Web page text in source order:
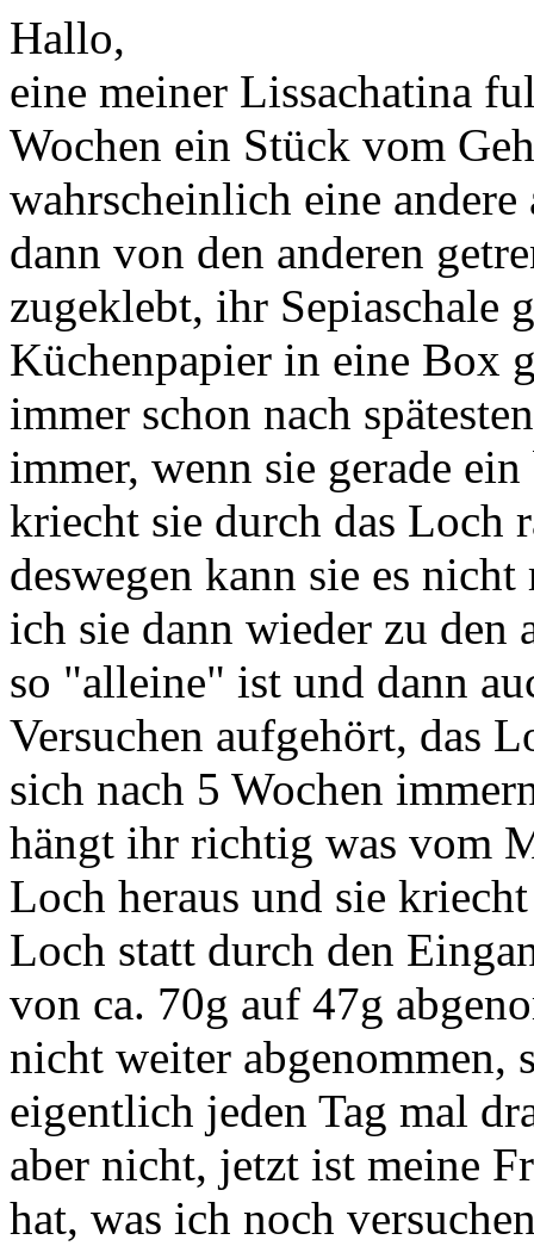
Hallo,
eine meiner Lissachatina
Wochen ein Stück vom
wahrscheinlich eine
dann von den anderen
zugeklebt, ihr Sepiaschale
Küchenpapier in eine Box
immer schon nach
immer, wenn sie gerade
kriecht sie durch das Loch
deswegen kann sie es
ich sie dann wieder zu den
so "alleine" ist und dann
Versuchen aufgehört, das
sich nach 5 Wochen
hängt ihr richtig was vom
Loch heraus und sie
Loch statt durch den
von ca. 70g auf 47g
nicht weiter abgenommen,
eigentlich jeden Tag mal
aber nicht, jetzt ist meine
hat, was ich noch